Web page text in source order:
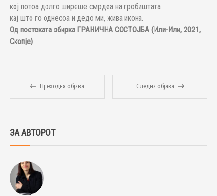
кој потоа долго ширеше смрдеа на гробиштата
кај што го однесоа и дедо ми, жива икона.
Од поетската збирка ГРАНИЧНА СОСТОЈБА (Или-Или, 2021,
Скопје)
Преходна објава Следна објава
ЗА АВТОРОТ